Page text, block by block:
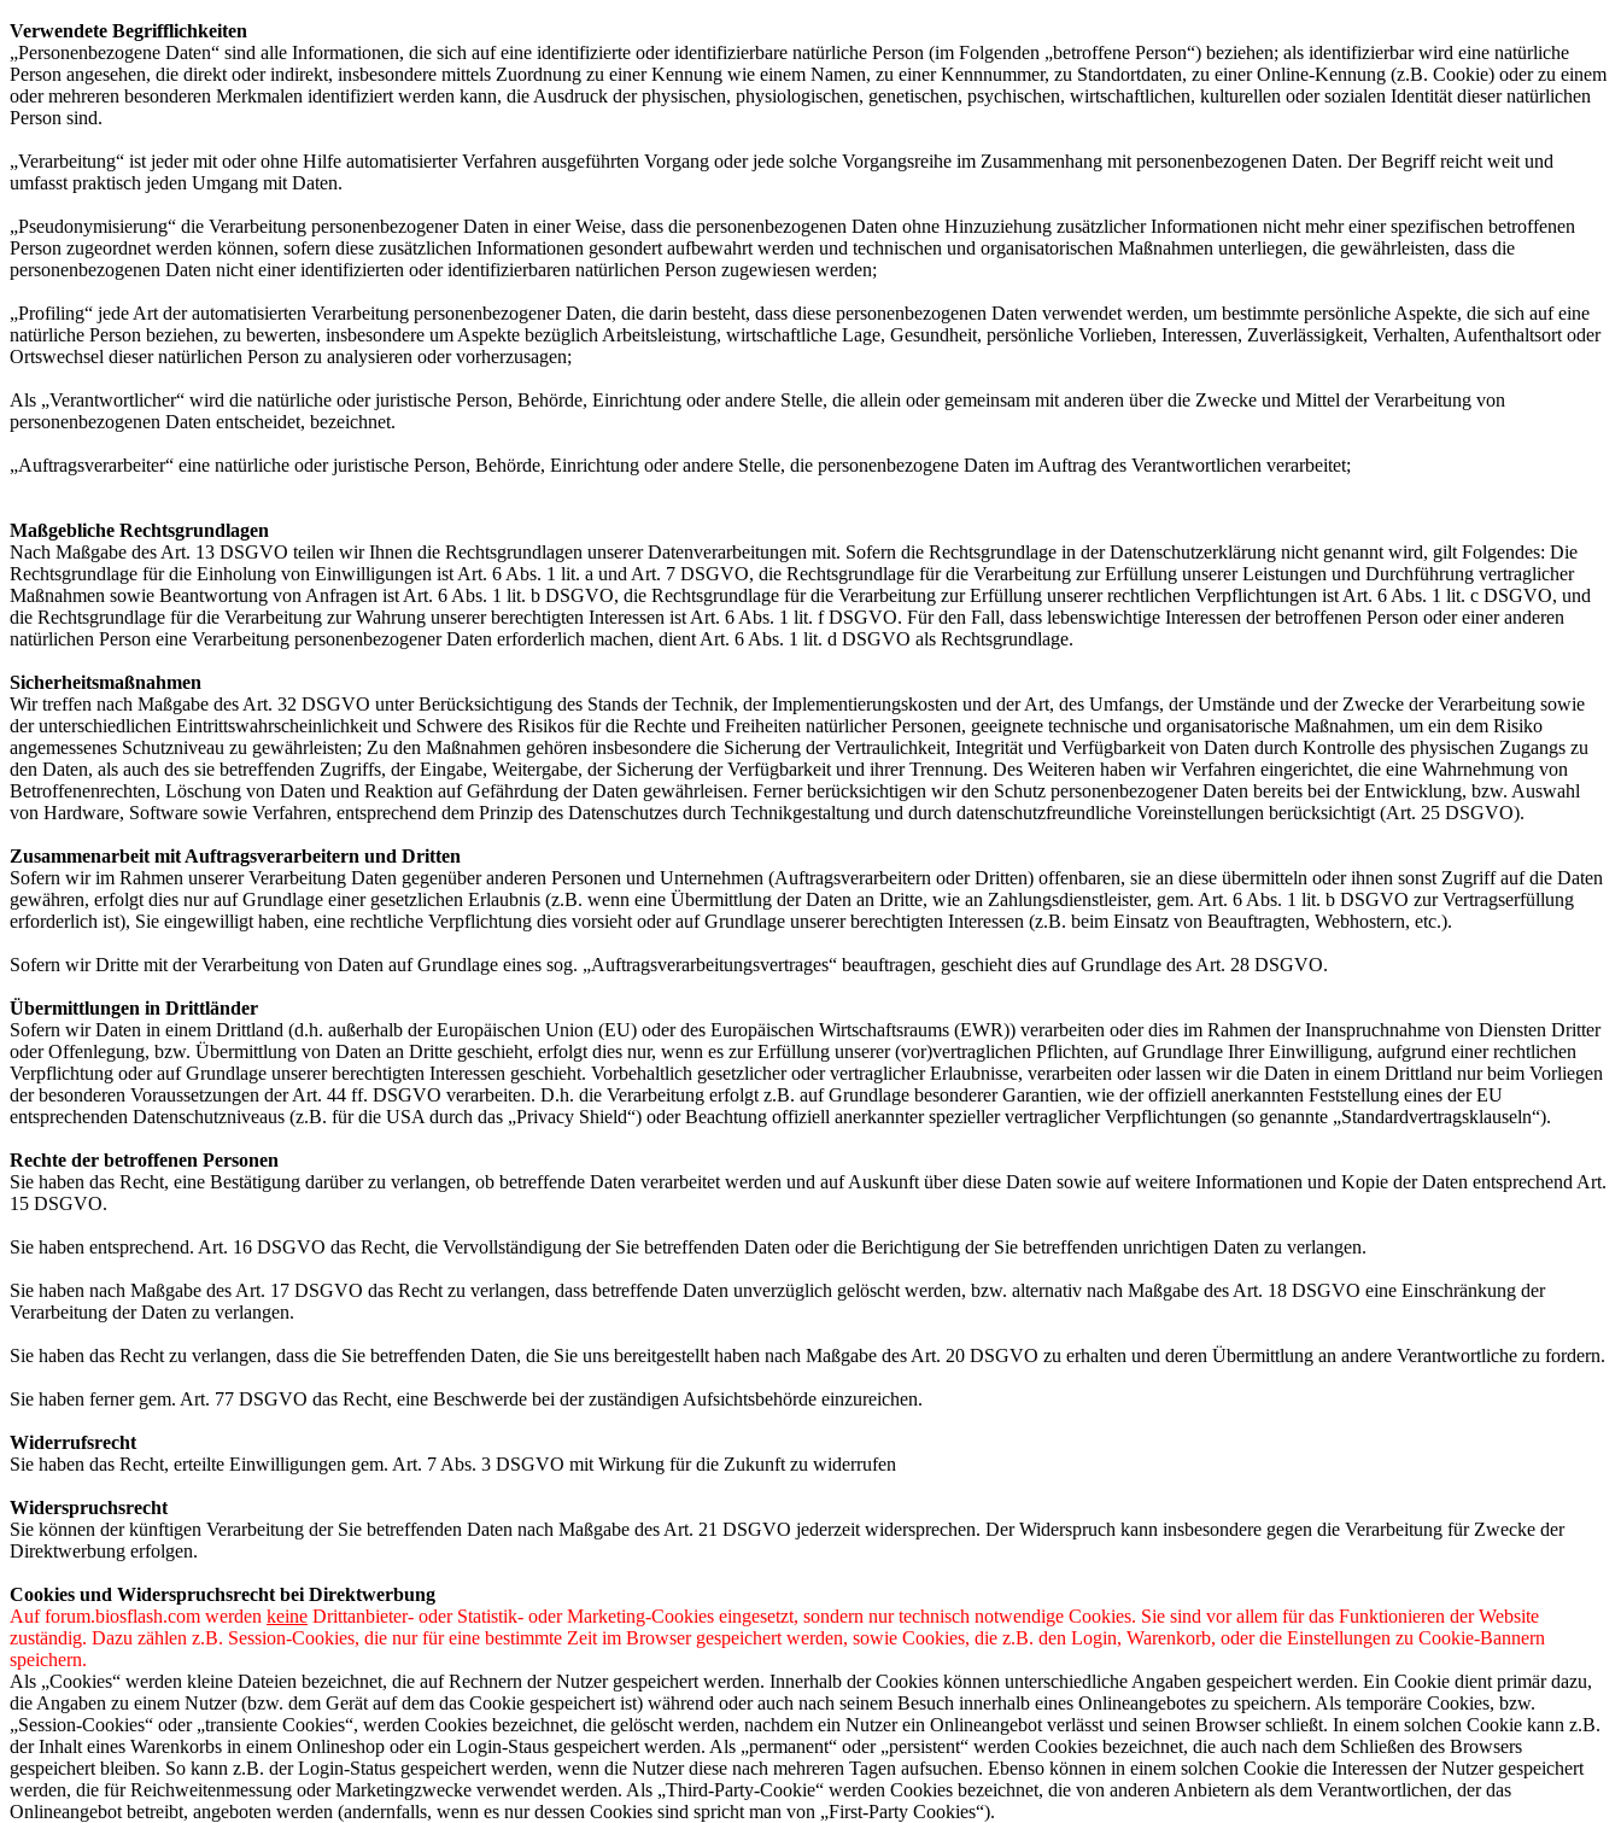
Verwendete Begrifflichkeiten
„Personenbezogene Daten“ sind alle Informationen, die sich auf eine identifizierte oder identifizierbare natürliche Person (im Folgenden „betroffene Person“) beziehen; als identifizierbar wird eine natürliche
Person angesehen, die direkt oder indirekt, insbesondere mittels Zuordnung zu einer Kennung wie einem Namen, zu einer Kennnummer, zu Standortdaten, zu einer Online-Kennung (z.B. Cookie) oder zu einem
oder mehreren besonderen Merkmalen identifiziert werden kann, die Ausdruck der physischen, physiologischen, genetischen, psychischen, wirtschaftlichen, kulturellen oder sozialen Identität dieser natürlichen
Person sind.
„Verarbeitung“ ist jeder mit oder ohne Hilfe automatisierter Verfahren ausgeführten Vorgang oder jede solche Vorgangsreihe im Zusammenhang mit personenbezogenen Daten. Der Begriff reicht weit und
umfasst praktisch jeden Umgang mit Daten.
„Pseudonymisierung“ die Verarbeitung personenbezogener Daten in einer Weise, dass die personenbezogenen Daten ohne Hinzuziehung zusätzlicher Informationen nicht mehr einer spezifischen betroffenen
Person zugeordnet werden können, sofern diese zusätzlichen Informationen gesondert aufbewahrt werden und technischen und organisatorischen Maßnahmen unterliegen, die gewährleisten, dass die
personenbezogenen Daten nicht einer identifizierten oder identifizierbaren natürlichen Person zugewiesen werden;
„Profiling“ jede Art der automatisierten Verarbeitung personenbezogener Daten, die darin besteht, dass diese personenbezogenen Daten verwendet werden, um bestimmte persönliche Aspekte, die sich auf eine
natürliche Person beziehen, zu bewerten, insbesondere um Aspekte bezüglich Arbeitsleistung, wirtschaftliche Lage, Gesundheit, persönliche Vorlieben, Interessen, Zuverlässigkeit, Verhalten, Aufenthaltsort oder
Ortswechsel dieser natürlichen Person zu analysieren oder vorherzusagen;
Als „Verantwortlicher“ wird die natürliche oder juristische Person, Behörde, Einrichtung oder andere Stelle, die allein oder gemeinsam mit anderen über die Zwecke und Mittel der Verarbeitung von
personenbezogenen Daten entscheidet, bezeichnet.
„Auftragsverarbeiter“ eine natürliche oder juristische Person, Behörde, Einrichtung oder andere Stelle, die personenbezogene Daten im Auftrag des Verantwortlichen verarbeitet;
Maßgebliche Rechtsgrundlagen
Nach Maßgabe des Art. 13 DSGVO teilen wir Ihnen die Rechtsgrundlagen unserer Datenverarbeitungen mit. Sofern die Rechtsgrundlage in der Datenschutzerklärung nicht genannt wird, gilt Folgendes: Die
Rechtsgrundlage für die Einholung von Einwilligungen ist Art. 6 Abs. 1 lit. a und Art. 7 DSGVO, die Rechtsgrundlage für die Verarbeitung zur Erfüllung unserer Leistungen und Durchführung vertraglicher
Maßnahmen sowie Beantwortung von Anfragen ist Art. 6 Abs. 1 lit. b DSGVO, die Rechtsgrundlage für die Verarbeitung zur Erfüllung unserer rechtlichen Verpflichtungen ist Art. 6 Abs. 1 lit. c DSGVO, und
die Rechtsgrundlage für die Verarbeitung zur Wahrung unserer berechtigten Interessen ist Art. 6 Abs. 1 lit. f DSGVO. Für den Fall, dass lebenswichtige Interessen der betroffenen Person oder einer anderen
natürlichen Person eine Verarbeitung personenbezogener Daten erforderlich machen, dient Art. 6 Abs. 1 lit. d DSGVO als Rechtsgrundlage.
Sicherheitsmaßnahmen
Wir treffen nach Maßgabe des Art. 32 DSGVO unter Berücksichtigung des Stands der Technik, der Implementierungskosten und der Art, des Umfangs, der Umstände und der Zwecke der Verarbeitung sowie
der unterschiedlichen Eintrittswahrscheinlichkeit und Schwere des Risikos für die Rechte und Freiheiten natürlicher Personen, geeignete technische und organisatorische Maßnahmen, um ein dem Risiko
angemessenes Schutzniveau zu gewährleisten; Zu den Maßnahmen gehören insbesondere die Sicherung der Vertraulichkeit, Integrität und Verfügbarkeit von Daten durch Kontrolle des physischen Zugangs zu
den Daten, als auch des sie betreffenden Zugriffs, der Eingabe, Weitergabe, der Sicherung der Verfügbarkeit und ihrer Trennung. Des Weiteren haben wir Verfahren eingerichtet, die eine Wahrnehmung von
Betroffenenrechten, Löschung von Daten und Reaktion auf Gefährdung der Daten gewährleisen. Ferner berücksichtigen wir den Schutz personenbezogener Daten bereits bei der Entwicklung, bzw. Auswahl
von Hardware, Software sowie Verfahren, entsprechend dem Prinzip des Datenschutzes durch Technikgestaltung und durch datenschutzfreundliche Voreinstellungen berücksichtigt (Art. 25 DSGVO).
Zusammenarbeit mit Auftragsverarbeitern und Dritten
Sofern wir im Rahmen unserer Verarbeitung Daten gegenüber anderen Personen und Unternehmen (Auftragsverarbeitern oder Dritten) offenbaren, sie an diese übermitteln oder ihnen sonst Zugriff auf die Daten
gewähren, erfolgt dies nur auf Grundlage einer gesetzlichen Erlaubnis (z.B. wenn eine Übermittlung der Daten an Dritte, wie an Zahlungsdienstleister, gem. Art. 6 Abs. 1 lit. b DSGVO zur Vertragserfüllung
erforderlich ist), Sie eingewilligt haben, eine rechtliche Verpflichtung dies vorsieht oder auf Grundlage unserer berechtigten Interessen (z.B. beim Einsatz von Beauftragten, Webhostern, etc.).
Sofern wir Dritte mit der Verarbeitung von Daten auf Grundlage eines sog. „Auftragsverarbeitungsvertrages“ beauftragen, geschieht dies auf Grundlage des Art. 28 DSGVO.
Übermittlungen in Drittländer
Sofern wir Daten in einem Drittland (d.h. außerhalb der Europäischen Union (EU) oder des Europäischen Wirtschaftsraums (EWR)) verarbeiten oder dies im Rahmen der Inanspruchnahme von Diensten Dritter
oder Offenlegung, bzw. Übermittlung von Daten an Dritte geschieht, erfolgt dies nur, wenn es zur Erfüllung unserer (vor)vertraglichen Pflichten, auf Grundlage Ihrer Einwilligung, aufgrund einer rechtlichen
Verpflichtung oder auf Grundlage unserer berechtigten Interessen geschieht. Vorbehaltlich gesetzlicher oder vertraglicher Erlaubnisse, verarbeiten oder lassen wir die Daten in einem Drittland nur beim Vorliegen
der besonderen Voraussetzungen der Art. 44 ff. DSGVO verarbeiten. D.h. die Verarbeitung erfolgt z.B. auf Grundlage besonderer Garantien, wie der offiziell anerkannten Feststellung eines der EU
entsprechenden Datenschutzniveaus (z.B. für die USA durch das „Privacy Shield“) oder Beachtung offiziell anerkannter spezieller vertraglicher Verpflichtungen (so genannte „Standardvertragsklauseln“).
Rechte der betroffenen Personen
Sie haben das Recht, eine Bestätigung darüber zu verlangen, ob betreffende Daten verarbeitet werden und auf Auskunft über diese Daten sowie auf weitere Informationen und Kopie der Daten entsprechend Art.
15 DSGVO.
Sie haben entsprechend. Art. 16 DSGVO das Recht, die Vervollständigung der Sie betreffenden Daten oder die Berichtigung der Sie betreffenden unrichtigen Daten zu verlangen.
Sie haben nach Maßgabe des Art. 17 DSGVO das Recht zu verlangen, dass betreffende Daten unverzüglich gelöscht werden, bzw. alternativ nach Maßgabe des Art. 18 DSGVO eine Einschränkung der
Verarbeitung der Daten zu verlangen.
Sie haben das Recht zu verlangen, dass die Sie betreffenden Daten, die Sie uns bereitgestellt haben nach Maßgabe des Art. 20 DSGVO zu erhalten und deren Übermittlung an andere Verantwortliche zu fordern.
Sie haben ferner gem. Art. 77 DSGVO das Recht, eine Beschwerde bei der zuständigen Aufsichtsbehörde einzureichen.
Widerrufsrecht
Sie haben das Recht, erteilte Einwilligungen gem. Art. 7 Abs. 3 DSGVO mit Wirkung für die Zukunft zu widerrufen
Widerspruchsrecht
Sie können der künftigen Verarbeitung der Sie betreffenden Daten nach Maßgabe des Art. 21 DSGVO jederzeit widersprechen. Der Widerspruch kann insbesondere gegen die Verarbeitung für Zwecke der
Direktwerbung erfolgen.
Cookies und Widerspruchsrecht bei Direktwerbung
Auf forum.biosflash.com werden keine Drittanbieter- oder Statistik- oder Marketing-Cookies eingesetzt, sondern nur technisch notwendige Cookies. Sie sind vor allem für das Funktionieren der Website
zuständig. Dazu zählen z.B. Session-Cookies, die nur für eine bestimmte Zeit im Browser gespeichert werden, sowie Cookies, die z.B. den Login, Warenkorb, oder die Einstellungen zu Cookie-Bannern
speichern.
Als „Cookies“ werden kleine Dateien bezeichnet, die auf Rechnern der Nutzer gespeichert werden. Innerhalb der Cookies können unterschiedliche Angaben gespeichert werden. Ein Cookie dient primär dazu,
die Angaben zu einem Nutzer (bzw. dem Gerät auf dem das Cookie gespeichert ist) während oder auch nach seinem Besuch innerhalb eines Onlineangebotes zu speichern. Als temporäre Cookies, bzw.
„Session-Cookies“ oder „transiente Cookies“, werden Cookies bezeichnet, die gelöscht werden, nachdem ein Nutzer ein Onlineangebot verlässt und seinen Browser schließt. In einem solchen Cookie kann z.B.
der Inhalt eines Warenkorbs in einem Onlineshop oder ein Login-Staus gespeichert werden. Als „permanent“ oder „persistent“ werden Cookies bezeichnet, die auch nach dem Schließen des Browsers
gespeichert bleiben. So kann z.B. der Login-Status gespeichert werden, wenn die Nutzer diese nach mehreren Tagen aufsuchen. Ebenso können in einem solchen Cookie die Interessen der Nutzer gespeichert
werden, die für Reichweitenmessung oder Marketingzwecke verwendet werden. Als „Third-Party-Cookie“ werden Cookies bezeichnet, die von anderen Anbietern als dem Verantwortlichen, der das
Onlineangebot betreibt, angeboten werden (andernfalls, wenn es nur dessen Cookies sind spricht man von „First-Party Cookies“).